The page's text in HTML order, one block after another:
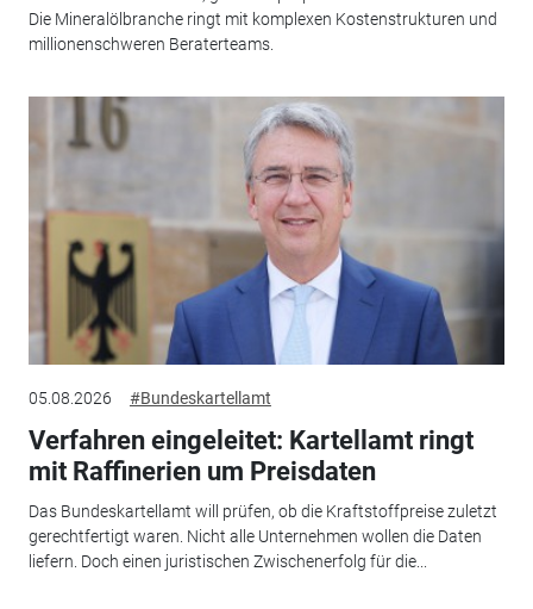
Die Mineralölbranche ringt mit komplexen Kostenstrukturen und
millionenschweren Beraterteams.
05.08.2026 #Bundeskartellamt
Verfahren eingeleitet: Kartellamt ringt
mit Raffinerien um Preisdaten
Das Bundeskartellamt will prüfen, ob die Kraftstoffpreise zuletzt
gerechtfertigt waren. Nicht alle Unternehmen wollen die Daten
liefern. Doch einen juristischen Zwischenerfolg für die...